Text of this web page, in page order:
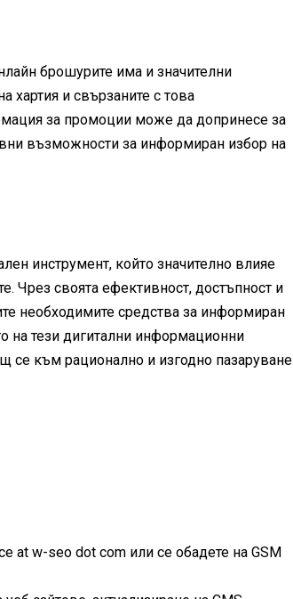
брошурите има и значителни
хартия и свързаните с това
за промоции може да допринесе за
възможности за информиран избор на
инструмент, който значително влияе
Чрез своята ефективност, достъпност и
необходимите средства за информиран
на тези дигитални информационни
се към рационално и изгодно пазаруване
at w-seo dot com или се обадете на GSM